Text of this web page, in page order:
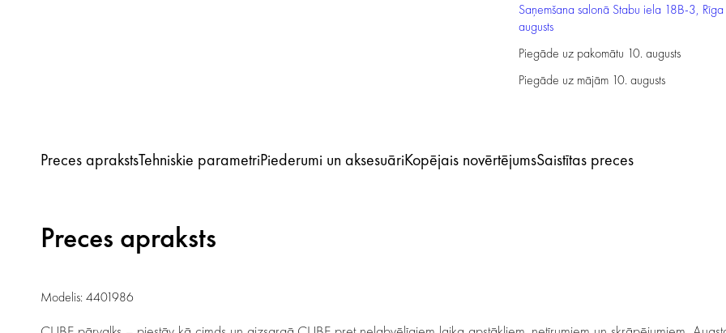
Saņemšana salonā Stabu iela 18B-3, Rīga
augusts
Piegāde uz pakomātu 10. augusts
Piegāde uz mājām 10. augusts
Preces aprakstsTehniskie parametriPiederumi un aksesuāriKopējais novērtējumsSaistītas preces
Preces apraksts
Modelis: 4401986